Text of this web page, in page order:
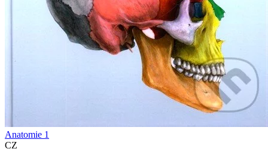
Anatomie 1
CZ